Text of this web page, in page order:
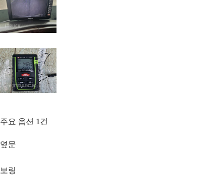
주요 옵션 1 건
옆문
보링